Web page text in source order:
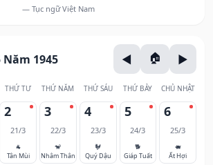
— Tục ngữ Việt Nam
1945
THỨ TƯ THỨ NĂM THỨ SÁU THỨ BẢY CHỦ NHẬT
2
21/3
🐐
Tân Mùi
3
22/3
🐒
Nhâm Thân
4
23/3
🐓
Quý Dậu
5
24/3
🐕
Giáp Tuất
6
25/3
🐖
Ất Hợi